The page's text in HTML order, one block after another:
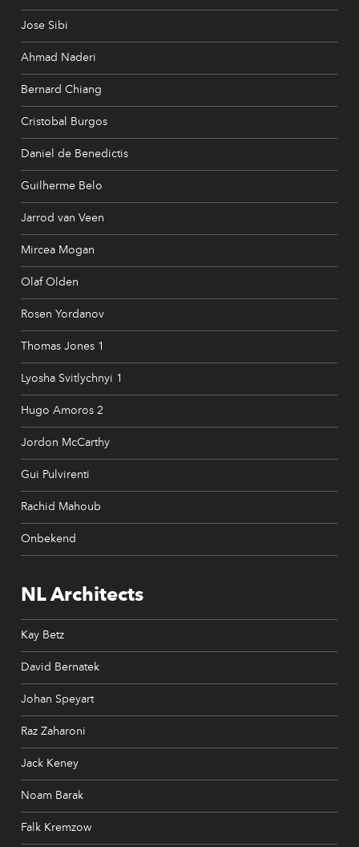
Jose Sibi
Ahmad Naderi
Bernard Chiang
Cristobal Burgos
Daniel de Benedictis
Guilherme Belo
Jarrod van Veen
Mircea Mogan
Olaf Olden
Rosen Yordanov
Thomas Jones 1
Lyosha Svitlychnyi 1
Hugo Amoros 2
Jordon McCarthy
Gui Pulvirenti
Rachid Mahoub
Onbekend
NL Architects
Kay Betz
David Bernatek
Johan Speyart
Raz Zaharoni
Jack Keney
Noam Barak
Falk Kremzow